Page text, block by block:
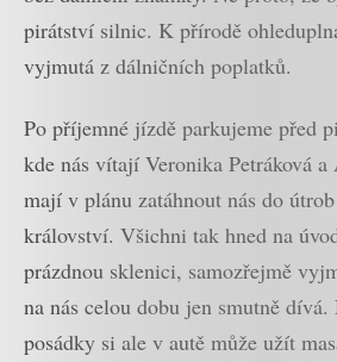
pirátství silnic. K přírodě
vyjmutá z dálničních poplatků.
Po příjemné jízdě parkujeme před
kde nás vítají Veronika Petráková
mají v plánu zatáhnout nás do
království. Všichni tak hned na
prázdnou sklenici, samozřejmě
na nás celou dobu jen smutně
posádky si ale v autě může užít